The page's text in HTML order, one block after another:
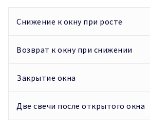
Снижение к окну при росте
Возврат к окну при снижении
Закрытие окна
Две свечи после открытого окна